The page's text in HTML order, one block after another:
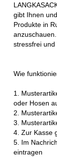
gibt Ihnen
Produkte in
stressfrei und
Wie
1.
oder Hosen
2.
3.
4. Zur Kasse
5. Im
eintragen